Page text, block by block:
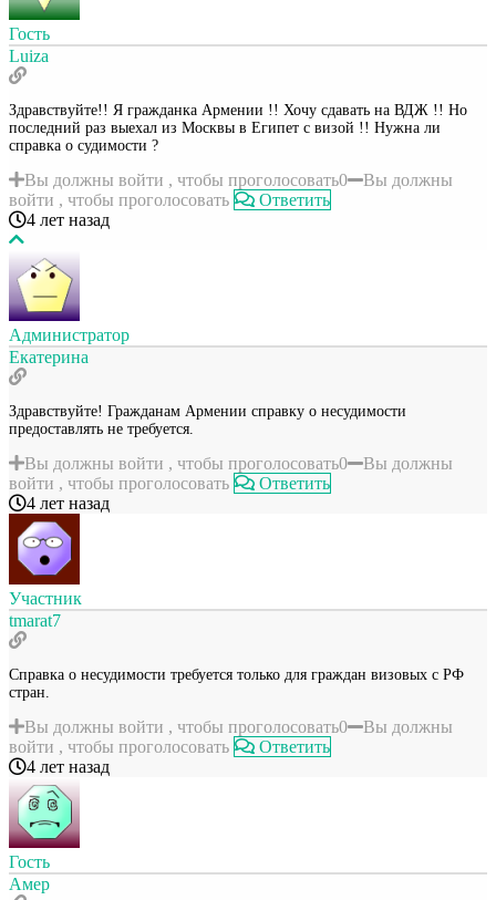
Гость
Luiza
Здравствуйте!! Я гражданка Армении !! Хочу сдавать на ВДЖ !! Но
последний раз выехал из Москвы в Египет с визой !! Нужна ли
справка о судимости ?
Вы должны войти , чтобы проголосовать0
Вы должны
войти , чтобы проголосовать
Ответить
4 лет назад
Администратор
Екатерина
Здравствуйте! Гражданам Армении справку о несудимости
предоставлять не требуется.
Вы должны войти , чтобы проголосовать0
Вы должны
войти , чтобы проголосовать
Ответить
4 лет назад
Участник
tmarat7
Справка о несудимости требуется только для граждан визовых с РФ
стран.
Вы должны войти , чтобы проголосовать0
Вы должны
войти , чтобы проголосовать
Ответить
4 лет назад
Гость
Амер